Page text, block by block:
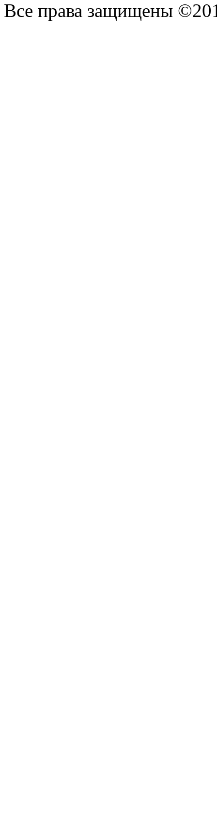
Все права защищены